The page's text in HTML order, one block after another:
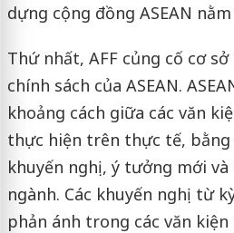
dựng cộng đồng ASEAN
Thứ nhất, AFF củng cố cơ
chính sách của ASEAN.
khoảng cách giữa các văn
thực hiện trên thực tế, bằng
khuyến nghị, ý tưởng mới
ngành. Các khuyến nghị từ
phản ánh trong các văn